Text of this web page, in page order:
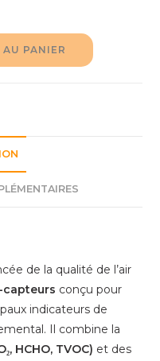
PANIER
de la qualité de l’air
capteurs conçu pour
indicateurs de
Il combine la
HCHO, TVOC) et des